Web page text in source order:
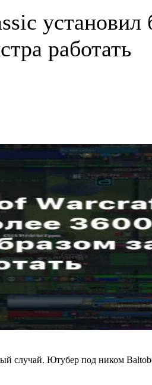
работать
случай. Ютубер под ником